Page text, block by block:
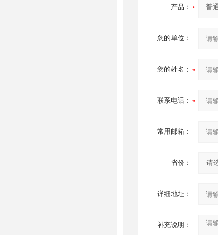
产品：
您的单位：
您的姓名：
联系电话：
常用邮箱：
省份：
详细地址：
补充说明：